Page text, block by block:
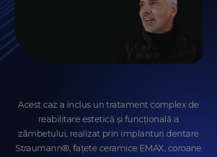
Acest caz a inclus un tratament complex de
reabilitare estetică și funcțională a
zâmbetului, realizat prin implanturi dentare
Straumann®, fațete ceramice EMAX, coroane